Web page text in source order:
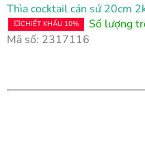
Thìa cocktail cán sứ 20cm
💥CHIẾT KHẤU 10% Số lượng
Mã số: 2317116